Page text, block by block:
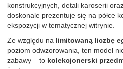
konstrukcyjnych, detali karoserii
doskonale prezentuje się na półce
ekspozycji w tematycznej witrynie.
Ze względu na limitowaną liczbę
poziom odwzorowania, ten model
zabawy – to kolekcjonerski